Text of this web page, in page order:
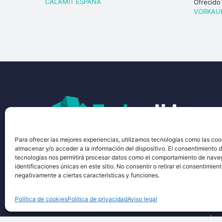
Para ofrecer las mejores experiencias, utilizamos tecnologías como las
almacenar y/o acceder a la información del dispositivo. El consentimiento
tecnologías nos permitirá procesar datos como el comportamiento de
identificaciones únicas en este sitio. No consentir o retirar el
negativamente a ciertas características y funciones.
Política de cookiesPolítica de privacidadAviso legal
Ofrecido
Techsolids®está formado por las
tecnología y los servicios para el
granulados y polvos secos
©2026 Techsolids® - Todos los derechos reservados